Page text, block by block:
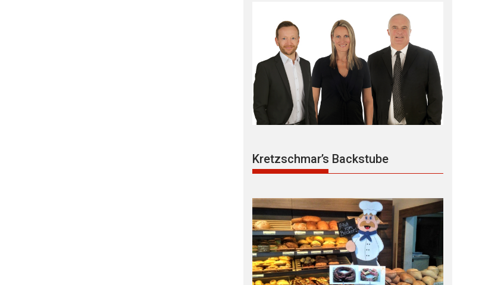
Kretzschmar’s Backstube